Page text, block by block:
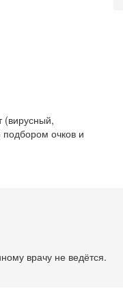
(вирусный,
подбором очков и
врачу не ведётся.